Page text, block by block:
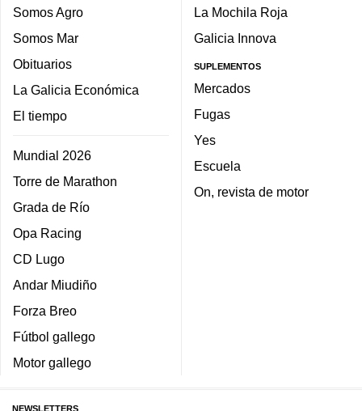
Somos Agro
Somos Mar
Obituarios
La Galicia Económica
El tiempo
Mundial 2026
Torre de Marathon
Grada de Río
Opa Racing
CD Lugo
Andar Miudiño
Forza Breo
Fútbol gallego
Motor gallego
La Mochila Roja
Galicia Innova
SUPLEMENTOS
Mercados
Fugas
Yes
Escuela
On, revista de motor
NEWSLETTERS